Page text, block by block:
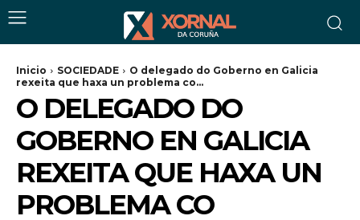
Inicio SOCIEDADE
O delegado do Goberno en Galicia
rexeita que haxa un problema co...
O DELEGADO DO
GOBERNO EN GALICIA
REXEITA QUE HAXA UN
PROBLEMA CO